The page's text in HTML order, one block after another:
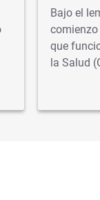
Bajo el
que
la Salud